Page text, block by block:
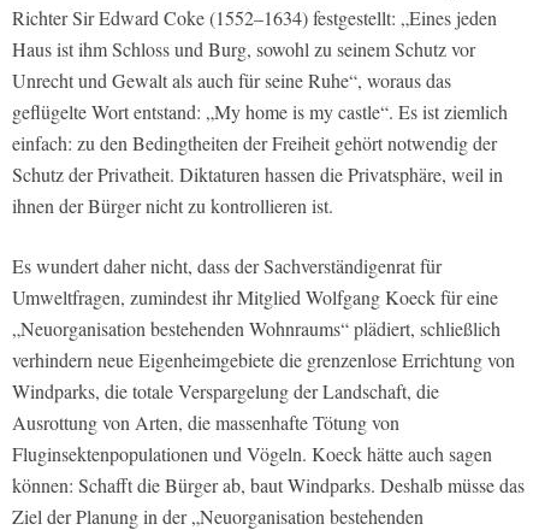
Richter Sir Edward Coke (1552–1634) festgestellt: „Eines jeden
Haus ist ihm Schloss und Burg, sowohl zu seinem Schutz vor
Unrecht und Gewalt als auch für seine Ruhe“, woraus das
geflügelte Wort entstand: „My home is my castle“. Es ist ziemlich
einfach: zu den Bedingtheiten der Freiheit gehört notwendig der
Schutz der Privatheit. Diktaturen hassen die Privatsphäre, weil in
ihnen der Bürger nicht zu kontrollieren ist.
Es wundert daher nicht, dass der Sachverständigenrat für
Umweltfragen, zumindest ihr Mitglied Wolfgang Koeck für eine
„Neuorganisation bestehenden Wohnraums“ plädiert, schließlich
verhindern neue Eigenheimgebiete die grenzenlose Errichtung von
Windparks, die totale Verspargelung der Landschaft, die
Ausrottung von Arten, die massenhafte Tötung von
Fluginsektenpopulationen und Vögeln. Koeck hätte auch sagen
können: Schafft die Bürger ab, baut Windparks. Deshalb müsse das
Ziel der Planung in der „Neuorganisation bestehenden